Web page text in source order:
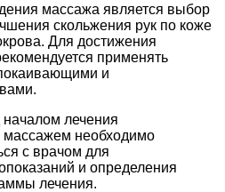
массажа является выбор
скольжения рук по коже
Для достижения
применять
и
лечения
необходимо
с врачом для
и определения
лечения.